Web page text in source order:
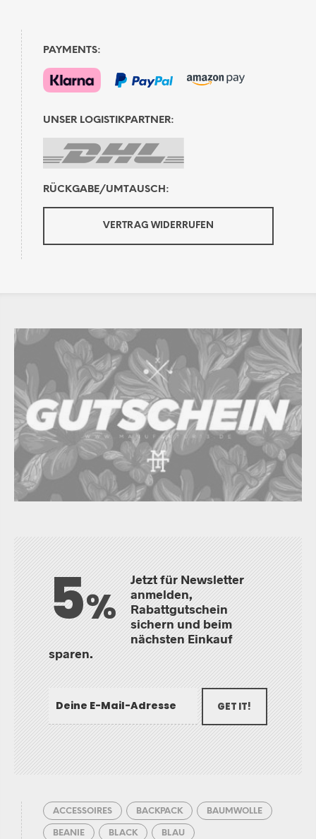
PAYMENTS:
UNSER LOGISTIKPARTNER:
RÜCKGABE/UMTAUSCH:
VERTRAG WIDERRUFEN
5%
Jetzt für Newsletter
anmelden,
Rabattgutschein
sichern und beim
nächsten Einkauf
sparen.
GET IT!
ACCESSOIRES BACKPACK BAUMWOLLE
BEANIE BLACK BLAU